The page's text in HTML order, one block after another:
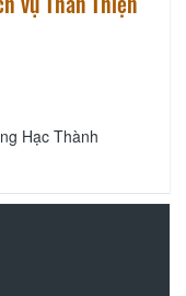
Hạc Thành